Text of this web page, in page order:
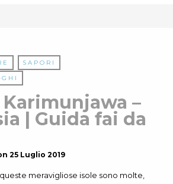
SAPORI
–
| Guida fai da
25 Luglio 2019
meravigliose isole sono molte,